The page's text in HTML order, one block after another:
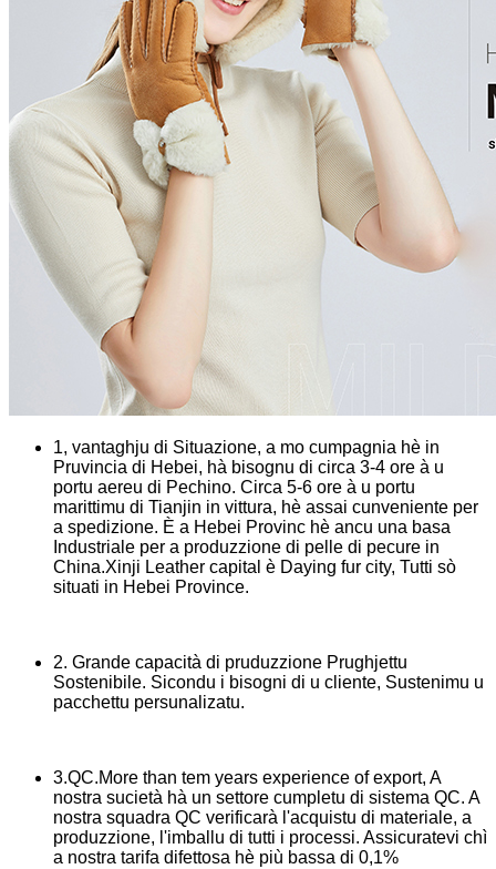
1, vantaghju di Situazione, a mo cumpagnia hè in
Pruvincia di Hebei, hà bisognu di circa 3-4 ore à u
portu aereu di Pechino. Circa 5-6 ore à u portu
marittimu di Tianjin in vittura, hè assai cunveniente per
a spedizione. È a Hebei Provinc hè ancu una basa
Industriale per a produzzione di pelle di pecure in
China.Xinji Leather capital è Daying fur city, Tutti sò
situati in Hebei Province.
2. Grande capacità di pruduzzione Prughjettu
Sostenibile. Sicondu i bisogni di u cliente, Sustenimu u
pacchettu persunalizatu.
3.QC.More than tem years experience of export, A
nostra sucietà hà un settore cumpletu di sistema QC. A
nostra squadra QC verificarà l'acquistu di materiale, a
produzzione, l'imballu di tutti i processi. Assicuratevi chì
a nostra tarifa difettosa hè più bassa di 0,1%